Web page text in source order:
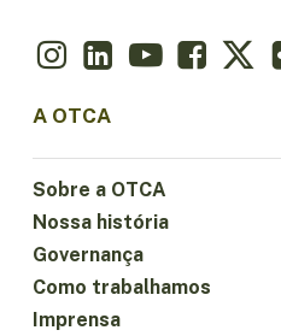
A OTCA
Sobre a OTCA
Nossa história
Governança
Como trabalhamos
Imprensa